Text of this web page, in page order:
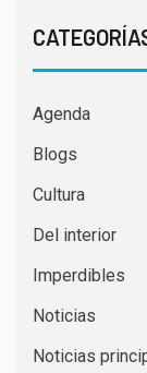
Agenda
Blogs
Cultura
Del interior
Imperdibles
Noticias
Noticias